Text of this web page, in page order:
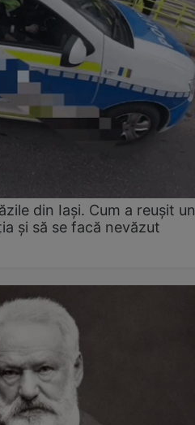
din Iași. Cum a reușit un
și să se facă nevăzut